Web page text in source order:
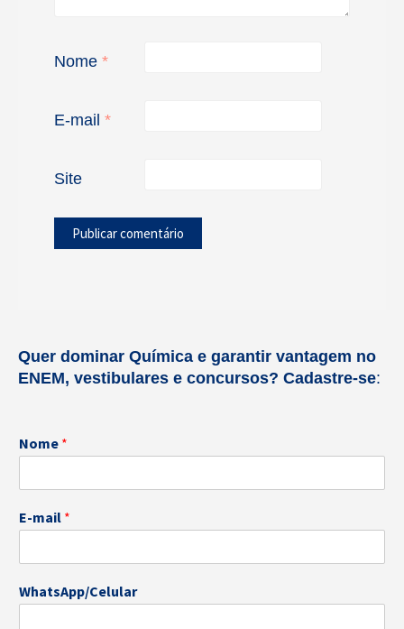
Nome *
E-mail *
Site
Quer dominar Química e garantir vantagem no
ENEM, vestibulares e concursos? Cadastre-se:
h
t
A
p
C
Nome *
E-mail *
WhatsApp/Celular